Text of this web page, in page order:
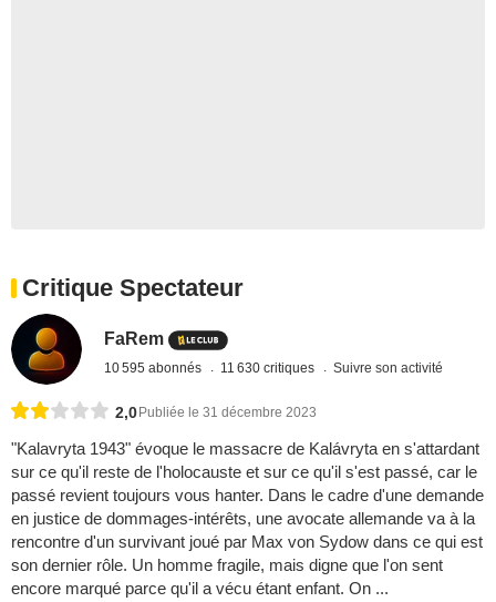
Critique Spectateur
FaRem
10 595 abonnés 11 630 critiques Suivre son activité
2,0 Publiée le 31 décembre 2023
"Kalavryta 1943" évoque le massacre de Kalávryta en s'attardant
sur ce qu'il reste de l'holocauste et sur ce qu'il s'est passé, car le
passé revient toujours vous hanter. Dans le cadre d'une demande
en justice de dommages-intérêts, une avocate allemande va à la
rencontre d'un survivant joué par Max von Sydow dans ce qui est
son dernier rôle. Un homme fragile, mais digne que l'on sent
encore marqué parce qu'il a vécu étant enfant. On ...